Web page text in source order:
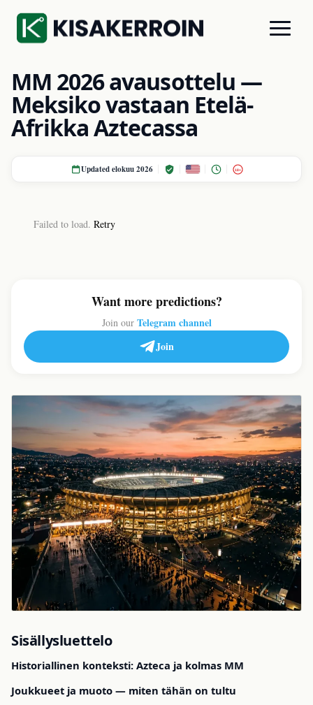
MM 2026 avausottelu —
Meksiko vastaan Etelä-
Afrikka Aztecassa
Updated elokuu 2026 18+
Failed to load. Retry
Want more predictions?
Join our Telegram channel
Join
Sisällysluettelo
Historiallinen konteksti: Azteca ja kolmas MM
Joukkueet ja muoto — miten tähän on tultu